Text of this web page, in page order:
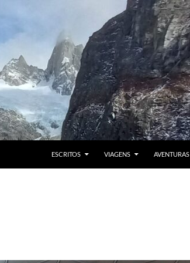
ESCRITOS VIAGENS AVENTURAS